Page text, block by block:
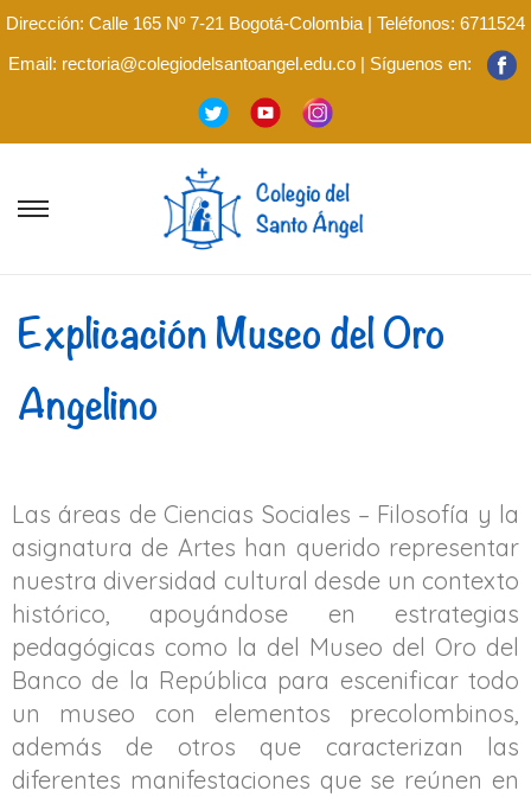
Dirección: Calle 165 Nº 7-21 Bogotá-Colombia | Teléfonos: 6711524
Email: rectoria@colegiodelsantoangel.edu.co | Síguenos en:
Explicación Museo del Oro
Angelino
Las áreas de Ciencias Sociales – Filosofía y la
asignatura de Artes han querido representar
nuestra diversidad cultural desde un contexto
histórico, apoyándose en estrategias
pedagógicas como la del Museo del Oro del
Banco de la República para escenificar todo
un museo con elementos precolombinos,
además de otros que caracterizan las
diferentes manifestaciones que se reúnen en